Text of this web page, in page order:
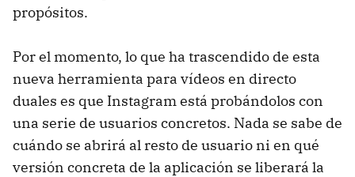
propósitos.
Por el momento, lo que ha trascendido de esta
nueva herramienta para vídeos en directo
duales es que Instagram está probándolos con
una serie de usuarios concretos. Nada se sabe de
cuándo se abrirá al resto de usuario ni en qué
versión concreta de la aplicación se liberará la